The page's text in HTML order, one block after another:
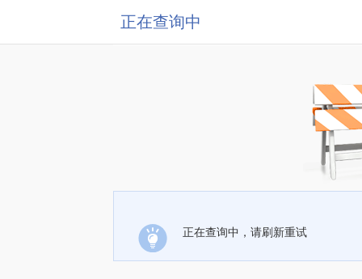
正在查询中
正在查询中，请刷新重试